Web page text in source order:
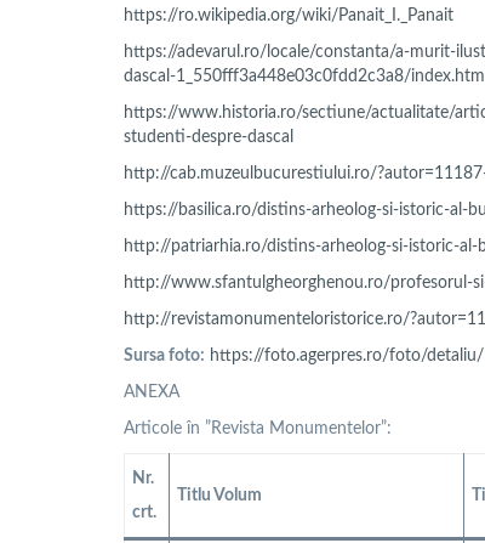
https://ro.wikipedia.org/wiki/Panait_I._Panait
https://adevarul.ro/locale/constanta/a-murit-
dascal-1_550fff3a448e03c0fdd2c3a8/
https://www.historia.ro/sectiune/actualitate/
studenti-despre-dascal
http://cab.muzeulbucurestiului.ro/
https://basilica.ro/distins-arheolog-si-istoric-al-
http://patriarhia.ro/distins-arheolog-si-istoric-
http://www.sfantulgheorghenou.ro/profesorul-
http://revistamonumenteloristorice.ro/
Sursa foto: https://foto.agerpres.ro/foto/
ANEXA
Articole în ”Revista Monumentelor”:
Nr.
crt.
Titlu Volum